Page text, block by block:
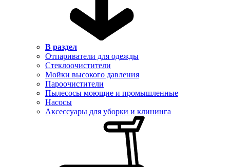
В раздел
Отпариватели для одежды
Стеклоочистители
Мойки высокого давления
Пароочистители
Пылесосы моющие и промышленные
Насосы
Аксессуары для уборки и клининга